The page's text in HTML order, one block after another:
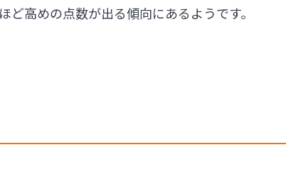
高めの点数が出る傾向にあるようです。